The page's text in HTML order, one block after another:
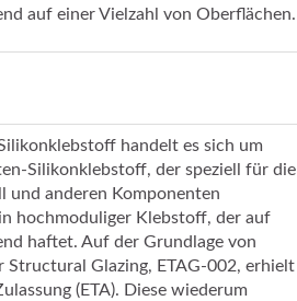
auf einer Vielzahl von Oberflächen.
handelt es sich um
Silikonklebstoff, der speziell für die
und anderen Komponenten
hochmoduliger Klebstoff, der auf
haftet. Auf der Grundlage von
Structural Glazing, ETAG-002, erhielt
(ETA). Diese wiederum